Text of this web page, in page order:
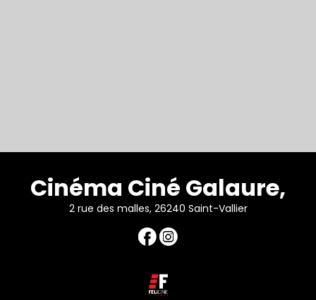
Cinéma Ciné Galaure,
2 rue des malles, 26240 Saint-Vallier